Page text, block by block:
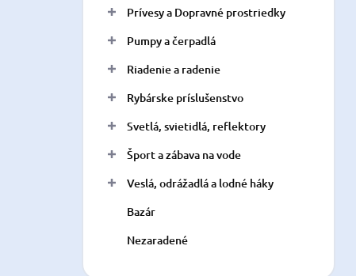
Prívesy a Dopravné prostriedky
Pumpy a čerpadlá
Riadenie a radenie
Rybárske príslušenstvo
Svetlá, svietidlá, reflektory
Šport a zábava na vode
Veslá, odrážadlá a lodné háky
Bazár
Nezaradené